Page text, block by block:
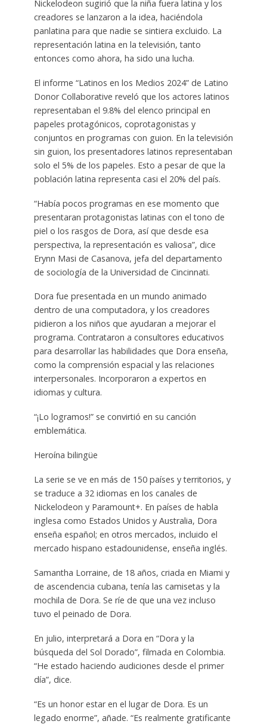
Nickelodeon sugirió que la niña fuera latina y los
creadores se lanzaron a la idea, haciéndola
panlatina para que nadie se sintiera excluido. La
representación latina en la televisión, tanto
entonces como ahora, ha sido una lucha.
El informe “Latinos en los Medios 2024” de Latino
Donor Collaborative reveló que los actores latinos
representaban el 9.8% del elenco principal en
papeles protagónicos, coprotagonistas y
conjuntos en programas con guion. En la televisión
sin guion, los presentadores latinos representaban
solo el 5% de los papeles. Esto a pesar de que la
población latina representa casi el 20% del país.
“Había pocos programas en ese momento que
presentaran protagonistas latinas con el tono de
piel o los rasgos de Dora, así que desde esa
perspectiva, la representación es valiosa”, dice
Erynn Masi de Casanova, jefa del departamento
de sociología de la Universidad de Cincinnati.
Dora fue presentada en un mundo animado
dentro de una computadora, y los creadores
pidieron a los niños que ayudaran a mejorar el
programa. Contrataron a consultores educativos
para desarrollar las habilidades que Dora enseña,
como la comprensión espacial y las relaciones
interpersonales. Incorporaron a expertos en
idiomas y cultura.
“¡Lo logramos!” se convirtió en su canción
emblemática.
Heroína bilingüe
La serie se ve en más de 150 países y territorios, y
se traduce a 32 idiomas en los canales de
Nickelodeon y Paramount+. En países de habla
inglesa como Estados Unidos y Australia, Dora
enseña español; en otros mercados, incluido el
mercado hispano estadounidense, enseña inglés.
Samantha Lorraine, de 18 años, criada en Miami y
de ascendencia cubana, tenía las camisetas y la
mochila de Dora. Se ríe de que una vez incluso
tuvo el peinado de Dora.
En julio, interpretará a Dora en “Dora y la
búsqueda del Sol Dorado”, filmada en Colombia.
“He estado haciendo audiciones desde el primer
día”, dice.
“Es un honor estar en el lugar de Dora. Es un
legado enorme”, añade. “Es realmente gratificante